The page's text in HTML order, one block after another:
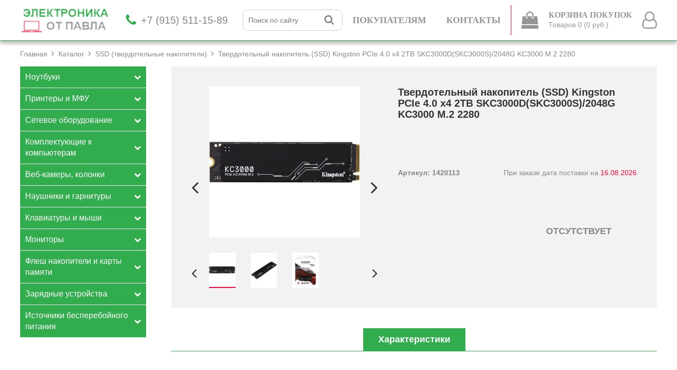
+7 (915) 511-15-89 ПОКУПАТЕЛЯМ КОНТАКТЫ КОРЗИНА ПОКУПОК
Товаров 0 (0 руб.)
Главная Каталог SSD (твердотельные накопители) Твердотельный накопитель (SSD) Kingston PCIe 4.0 x4 2TB SKC3000D(SKC3000S)/­2048G KC3000 M.2 2280
Ноутбуки
Принтеры и МФУ
Сетевое оборудование
Комплектующие к
компьютерам
Веб-камеры, колонки
Наушники и гарнитуры
Клавиатуры и мыши
Мониторы
Флеш накопители и карты
памяти
Зарядные устройства
Источники бесперебойного
питания
Твердотельный накопитель (SSD) Kingston
PCIe 4.0 x4 2TB SKC3000D(SKC3000S)/­2048G
KC3000 M.2 2280
Артикул: 1420113 При заказе дата поставки на 16.08.2026
ОТСУТСТВУЕТ
Характеристики